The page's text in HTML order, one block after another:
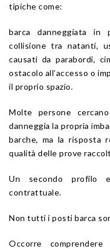
tipiche come:
barca danneggiata in
collisione tra natanti,
causati da parabordi,
ostacolo all’accesso o
il proprio spazio.
Molte persone
danneggia la propria
barche, ma la risposta
qualità delle prove
Un secondo profilo
contrattuale.
Non tutti i posti barca
Occorre